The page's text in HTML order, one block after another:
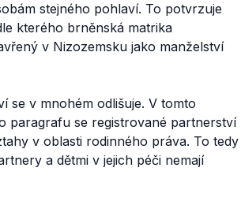
stejného pohlaví. To potvrzuje
kterého brněnská matrika
v Nizozemsku jako manželství
se v mnohém odlišuje. V tomto
paragrafu se registrované partnerství
v oblasti rodinného práva. To tedy
a dětmi v jejich péči nemají